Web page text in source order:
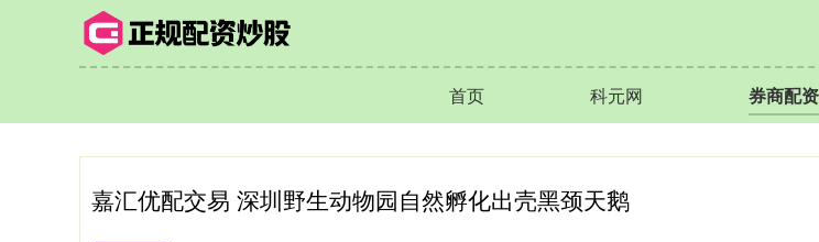
首页 科元网 券商配资
嘉汇优配交易 深圳野生动物园自然孵化出壳黑颈天鹅